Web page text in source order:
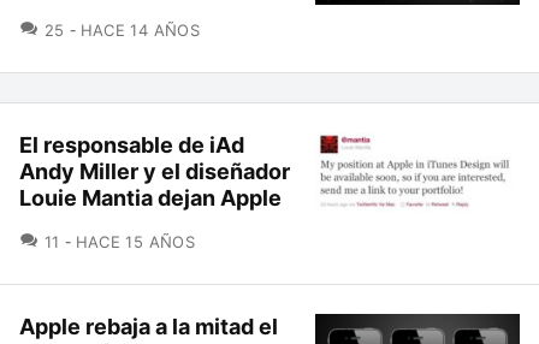
25 COMENTARIOS
HACE 14 AÑOS
El responsable de iAd
Andy Miller y el diseñador
Louie Mantia dejan Apple
11 COMENTARIOS
HACE 15 AÑOS
Apple rebaja a la mitad el